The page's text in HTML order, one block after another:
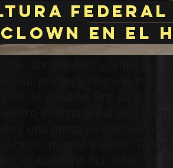
federal
en el